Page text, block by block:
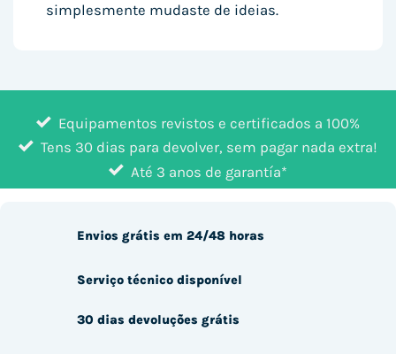
simplesmente mudaste de ideias.
Equipamentos revistos e certificados a 100%
Tens 30 dias para devolver, sem pagar nada extra!
Até 3 anos de garantía*
Envios grátis em 24/48 horas
Serviço técnico disponível
30 dias devoluções grátis